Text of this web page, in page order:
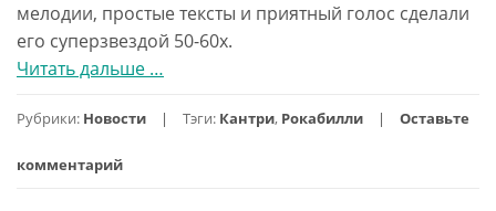
мелодии, простые тексты и приятный голос сделали
его суперзвездой 50-60х.
Читать дальше проСкачать
Nelson
…
Рубрики: Новости Тэги: Кантри, Рокабилли Оставьте
комментарий